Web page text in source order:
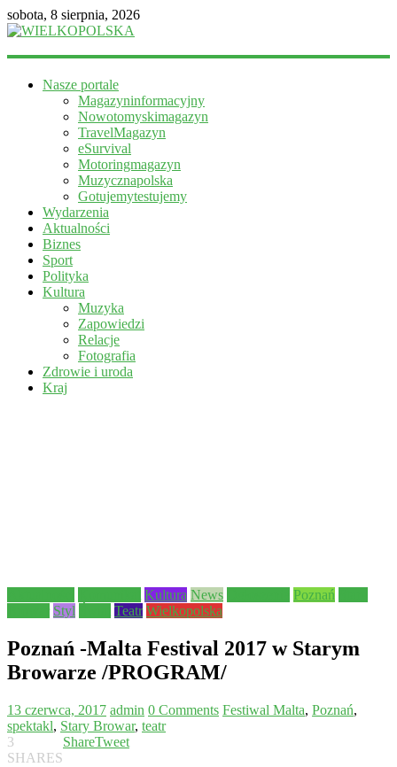
sobota, 8 sierpnia, 2026
WIELKOPOLSKA
informacyjny
Nasze portale
Magazyninformacyjny
Nowotomyskimagazyn
TravelMagazyn
eSurvival
Motoringmagazyn
Muzycznapolska
Gotujemytestujemy
Wydarzenia
Aktualności
Biznes
Sport
Polityka
Kultura
Muzyka
Zapowiedzi
Relacje
Fotografia
Zdrowie i uroda
Kraj
Kultura News Poznań
Styl Teatr Wielkopolska
Poznań -Malta Festival 2017 w Starym
Browarze /PROGRAM/
13 czerwca, 2017 admin 0 Comments Festiwal Malta, Poznań,
spektakl, Stary Browar, teatr
3
SHARES
ShareTweet